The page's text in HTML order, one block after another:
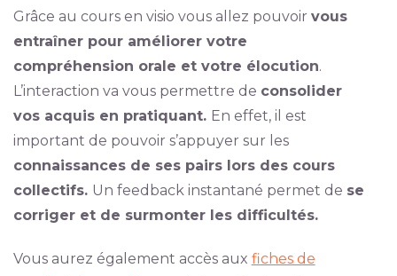
Grâce au cours en visio vous allez pouvoir vous
entraîner pour améliorer votre
compréhension orale et votre élocution.
L’interaction va vous permettre de consolider
vos acquis en pratiquant. En effet, il est
important de pouvoir s’appuyer sur les
connaissances de ses pairs lors des cours
collectifs. Un feedback instantané permet de se
corriger et de surmonter les difficultés.
Vous aurez également accès aux fiches de